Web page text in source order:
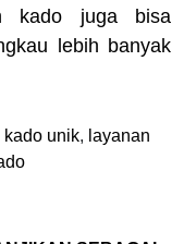
kado juga bisa
lebih banyak
kado unik, layanan